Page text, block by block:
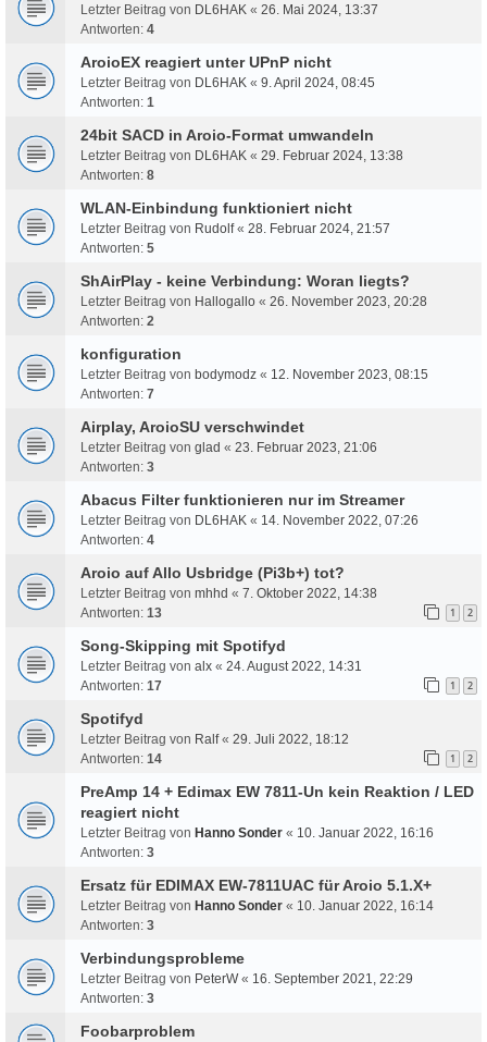
Letzter Beitrag von DL6HAK « 26. Mai 2024, 13:37
Antworten: 4
AroioEX reagiert unter UPnP nicht
Letzter Beitrag von DL6HAK « 9. April 2024, 08:45
Antworten: 1
24bit SACD in Aroio-Format umwandeln
Letzter Beitrag von DL6HAK « 29. Februar 2024, 13:38
Antworten: 8
WLAN-Einbindung funktioniert nicht
Letzter Beitrag von Rudolf« 28. Februar 2024, 21:57
Antworten: 5
ShAirPlay - keine Verbindung: Woran liegts?
Letzter Beitrag von Hallogallo « 26. November 2023, 20:28
Antworten: 2
konfiguration
Letzter Beitrag von bodymodz « 12. November 2023, 08:15
Antworten: 7
Airplay, AroioSU verschwindet
Letzter Beitrag von glad « 23. Februar 2023, 21:06
Antworten: 3
Abacus Filter funktionieren nur im Streamer
Letzter Beitrag von DL6HAK « 14. November 2022, 07:26
Antworten: 4
Aroio auf Allo Usbridge (Pi3b+) tot?
Letzter Beitrag von mhhd « 7. Oktober 2022, 14:38
Antworten: 13 1 2
Song-Skipping mit Spotifyd
Letzter Beitrag von alx « 24. August 2022, 14:31
Antworten: 17 1 2
Spotifyd
Letzter Beitrag von Ralf« 29. Juli 2022, 18:12
Antworten: 14 1 2
PreAmp 14 + Edimax EW 7811-Un kein Reaktion / LED
reagiert nicht
Letzter Beitrag von Hanno Sonder « 10. Januar 2022, 16:16
Antworten: 3
Ersatz für EDIMAX EW-7811UAC für Aroio 5.1.X+
Letzter Beitrag von Hanno Sonder « 10. Januar 2022, 16:14
Antworten: 3
Verbindungsprobleme
Letzter Beitrag von PeterW« 16. September 2021, 22:29
Antworten: 3
Foobarproblem